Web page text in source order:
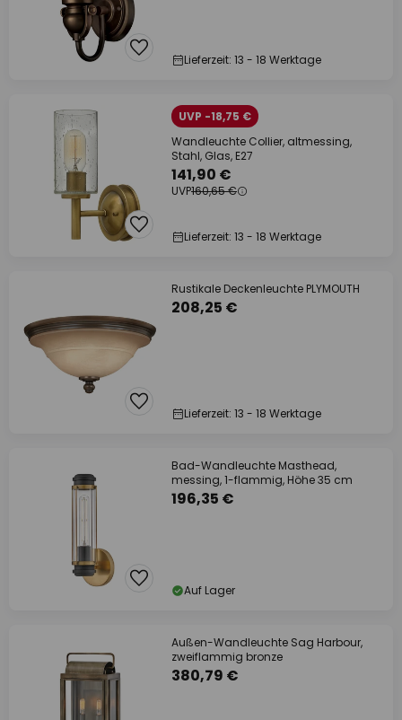
Lieferzeit: 13 - 18 Werktage
UVP -18,75 €
Wandleuchte Collier, altmessing,
Stahl, Glas, E27
141,90 €
UVP160,65 €
Lieferzeit: 13 - 18 Werktage
Rustikale Deckenleuchte PLYMOUTH
208,25 €
Lieferzeit: 13 - 18 Werktage
Bad-Wandleuchte Masthead,
messing, 1-flammig, Höhe 35 cm
196,35 €
Auf Lager
Außen-Wandleuchte Sag Harbour,
zweiflammig bronze
380,79 €